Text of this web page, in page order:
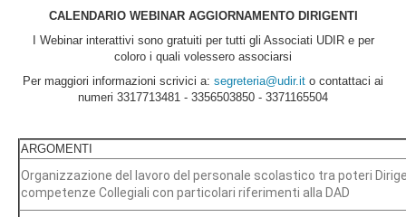
CALENDARIO WEBINAR AGGIORNAMENTO DIRIGENTI
I Webinar interattivi sono gratuiti per tutti gli Associati UDIR e per
coloro i quali volessero associarsi
Per maggiori informazioni scrivici a: segreteria@udir.it o contattaci ai
numeri 3317713481 - 3356503850 - 3371165504
ARGOMENTI
Organizzazione del lavoro del personale scolastico tra poteri
competenze Collegiali con particolari riferimenti alla DAD